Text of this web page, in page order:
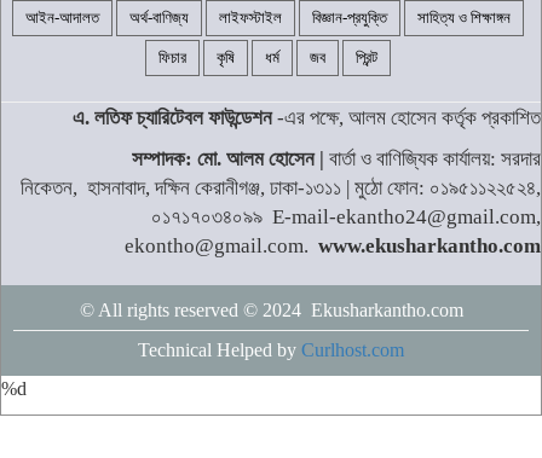
আইন-আদালত অর্থ-বাণিজ্য লাইফস্টাইল বিজ্ঞান-প্রযুক্তি সাহিত্য ও শিক্ষাঙ্গন
ফিচার কৃষি ধর্ম জব প্রিন্ট
এ. লতিফ চ্যারিটেবল ফাউন্ডেশন-এর পক্ষে, আলম হোসেন কর্তৃক প্রকাশিত
সম্পাদক: মো. আলম হোসেন | বার্তা ও বাণিজ্যিক কার্যালয়: সরদার
নিকেতন, হাসনাবাদ, দক্ষিন কেরানীগঞ্জ, ঢাকা-১৩১১ | মুঠো ফোন: ০১৯৫১১২২৫২৪,
০১৭১৭০৩৪০৯৯ E-mail-ekantho24@gmail.com,
ekontho@gmail.com. www.ekusharkantho.com
© All rights reserved © 2024 Ekusharkantho.com
Technical Helped by Curlhost.com
%d